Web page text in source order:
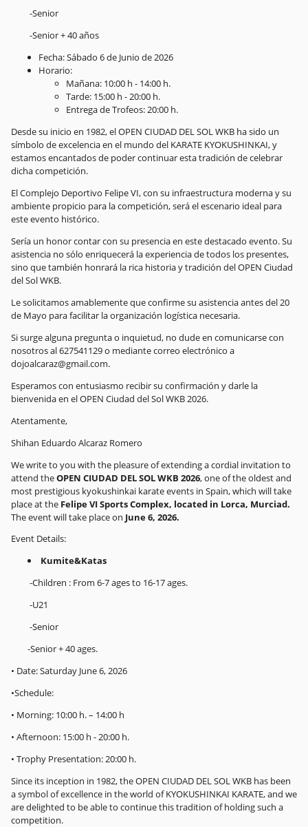
-Senior
-Senior + 40 años
Fecha: Sábado 6 de Junio de 2026
Horario:
Mañana: 10:00 h - 14:00 h.
Tarde: 15:00 h - 20:00 h.
Entrega de Trofeos: 20:00 h.
Desde su inicio en 1982, el OPEN CIUDAD DEL SOL WKB ha sido un
símbolo de excelencia en el mundo del KARATE KYOKUSHINKAI, y
estamos encantados de poder continuar esta tradición de celebrar
dicha competición.
El Complejo Deportivo Felipe VI, con su infraestructura moderna y su
ambiente propicio para la competición, será el escenario ideal para
este evento histórico.
Sería un honor contar con su presencia en este destacado evento. Su
asistencia no sólo enriquecerá la experiencia de todos los presentes,
sino que también honrará la rica historia y tradición del OPEN Ciudad
del Sol WKB.
Le solicitamos amablemente que confirme su asistencia antes del 20
de Mayo para facilitar la organización logística necesaria.
Si surge alguna pregunta o inquietud, no dude en comunicarse con
nosotros al 627541129 o mediante correo electrónico a
dojoalcaraz@gmail.com.
Esperamos con entusiasmo recibir su confirmación y darle la
bienvenida en el OPEN Ciudad del Sol WKB 2026.
Atentamente,
Shihan Eduardo Alcaraz Romero
We write to you with the pleasure of extending a cordial invitation to
attend theOPEN CIUDAD DEL SOL WKB 2026, one of the oldest and
most prestigious kyokushinkai karate events in Spain, which will take
place at the Felipe VI Sports Complex, located in Lorca, Murciad.
The event will take place on June 6, 2026.
Event Details:
Kumite&Katas
-Children : From 6-7 ages to 16-17 ages.
-U21
-Senior
-Senior + 40 ages.
• Date: Saturday June 6, 2026
•Schedule:
• Morning: 10:00 h. – 14:00 h
• Afternoon: 15:00 h - 20:00 h.
• Trophy Presentation: 20:00 h.
Since its inception in 1982, the OPEN CIUDAD DEL SOL WKB has been
a symbol of excellence in the world of KYOKUSHINKAI KARATE, and we
are delighted to be able to continue this tradition of holding such a
competition.